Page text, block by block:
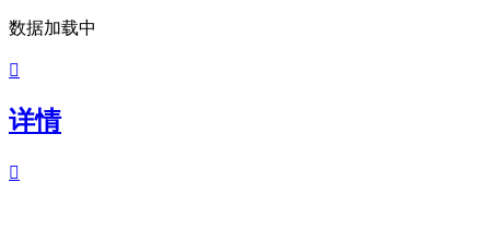
数据加载中

详情
